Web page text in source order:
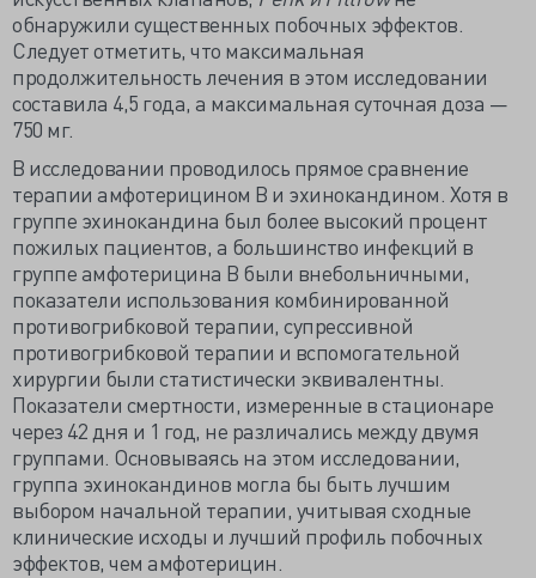
обнаружили существенных побочных эффектов.
Следует отметить, что максимальная
продолжительность лечения в этом исследовании
составила 4,5 года, а максимальная суточная доза —
750 мг.
В исследовании проводилось прямое сравнение
терапии амфотерицином В и эхинокандином. Хотя в
группе эхинокандина был более высокий процент
пожилых пациентов, а большинство инфекций в
группе амфотерицина В были внебольничными,
показатели использования комбинированной
противогрибковой терапии, супрессивной
противогрибковой терапии и вспомогательной
хирургии были статистически эквивалентны.
Показатели смертности, измеренные в стационаре
через 42 дня и 1 год, не различались между двумя
группами. Основываясь на этом исследовании,
группа эхинокандинов могла бы быть лучшим
выбором начальной терапии, учитывая сходные
клинические исходы и лучший профиль побочных
эффектов, чем амфотерицин.